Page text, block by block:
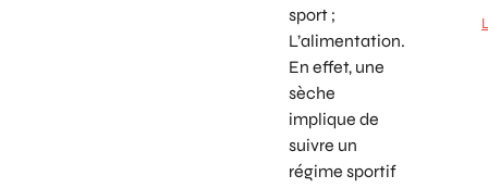
sport ;
L’alimentation.
En effet, une
sèche
implique de
suivre un
régime sportif